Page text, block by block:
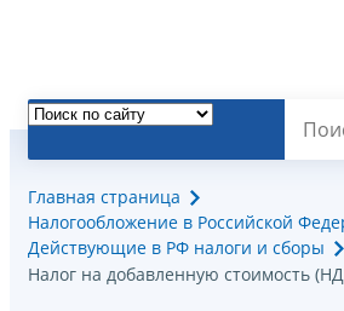
Главная страница
Налогообложение в Российской
Действующие в РФ налоги и сборы
Налог на добавленную стоимость